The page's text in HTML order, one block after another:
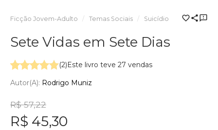
Ficção Jovem-Adulto Temas Sociais Suicídio
Sete Vidas em Sete Dias
(2) Este livro teve 27 vendas
Autor(a): Rodrigo Muniz
R$ 57,22
R$ 45,30